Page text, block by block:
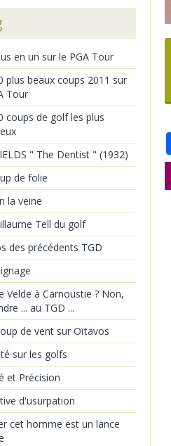
en un sur le PGA Tour
plus beaux coups 2011 sur
Tour
coups de golf les plus
" The Dentist " (1932)
de folie
la veine
Tell du golf
des précédents TGD
Velde à Carnoustie ? Non,
... au TGD ...
de vent sur Oïtavos
sur les golfs
et Précision
d'usurpation
cet homme est un lance